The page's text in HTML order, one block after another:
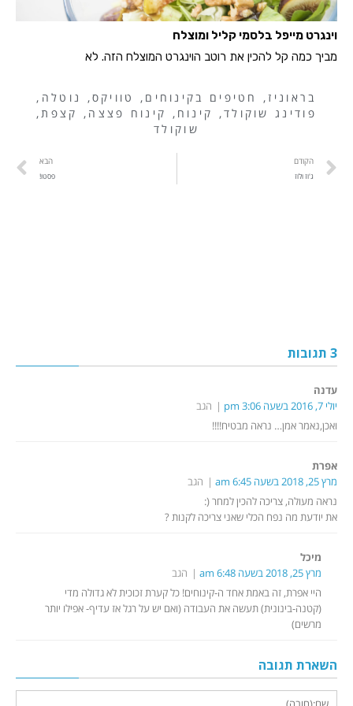
וינגרט מייפל בלסמי קליל ומוצלח
מביך כמה קל להכין את רוטב הוינגרט המוצלח הזה. לא
בראוניז, חטיפים בקינוחים , טוויקס, נוטלה ,
פודינג שוקולד, קינוח , קינוח פצצה , קצפת,
שוקולד
הקודם
ג'וז ולוז
הבא
פסטו!
3 תגובות
עדנה
יולי 7, 2016 בשעה 3:06 pm
הגב
ואכן,נאמר אמן… נראה מבטיח!!!!
אפרת
מרץ 25, 2018 בשעה 6:45 am
הגב
נראה מעולה, צריכה להכין למחר (:
את יודעת מה נפח הכלי שאני צריכה לקנות ?
מיכל
מרץ 25, 2018 בשעה 6:48 am
הגב
היי אפרת, זה באמת אחד ה-קינוחים! כל קערת זכוכית לא גדולה מדי
(קטנה-בינונית) תעשה את העבודה (ואם יש על רגל אז עדיף- אפילו יותר
מרשים)
השארת תגובה